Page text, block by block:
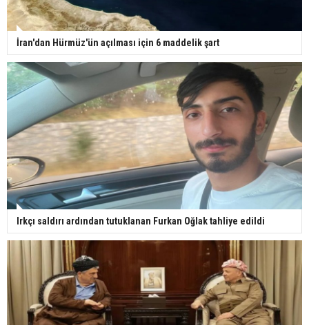
İran'dan Hürmüz'ün açılması için 6 maddelik şart
Irkçı saldırı ardından tutuklanan Furkan Oğlak tahliye edildi